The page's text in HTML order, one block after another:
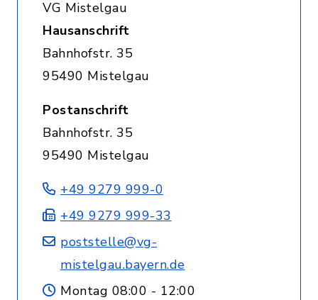
VG Mistelgau
Hausanschrift
Bahnhofstr. 35
95490 Mistelgau
Postanschrift
Bahnhofstr. 35
95490 Mistelgau
+49 9279 999-0
+49 9279 999-33
poststelle@vg-
mistelgau.bayern.de
Montag 08:00 - 12:00